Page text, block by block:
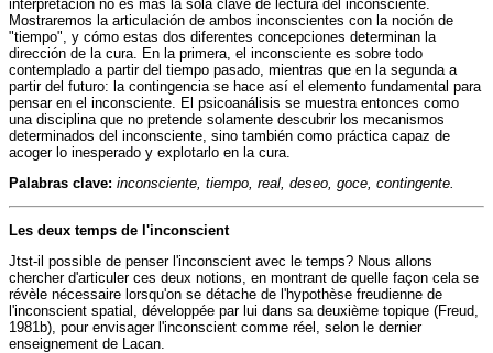
interpretación no es más la sola clave de lectura del inconsciente.
Mostraremos la articulación de ambos inconscientes con la noción de
"tiempo", y cómo estas dos diferentes concepciones determinan la
dirección de la cura. En la primera, el inconsciente es sobre todo
contemplado a partir del tiempo pasado, mientras que en la segunda a
partir del futuro: la contingencia se hace así el elemento fundamental para
pensar en el inconsciente. El psicoanálisis se muestra entonces como
una disciplina que no pretende solamente descubrir los mecanismos
determinados del inconsciente, sino también como práctica capaz de
acoger lo inesperado y explotarlo en la cura.
Palabras clave: inconsciente, tiempo, real, deseo, goce, contingente.
Les deux temps de l'inconscient
Jtst-il possible de penser l'inconscient avec le temps? Nous allons
chercher d'articuler ces deux notions, en montrant de quelle façon cela se
révèle nécessaire lorsqu'on se détache de l'hypothèse freudienne de
l'inconscient spatial, développée par lui dans sa deuxième topique (Freud,
1981b), pour envisager l'inconscient comme réel, selon le dernier
enseignement de Lacan.